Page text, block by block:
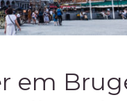
em